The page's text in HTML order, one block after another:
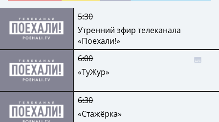
5:30
Утренний эфир телеканала
«Поехали!»
6:00
«ТуЖур»
6:30
«Стажёрка»